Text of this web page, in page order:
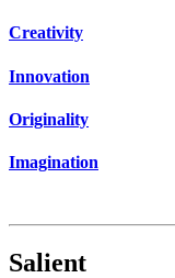
Creativity
Innovation
Originality
Imagination
Salient